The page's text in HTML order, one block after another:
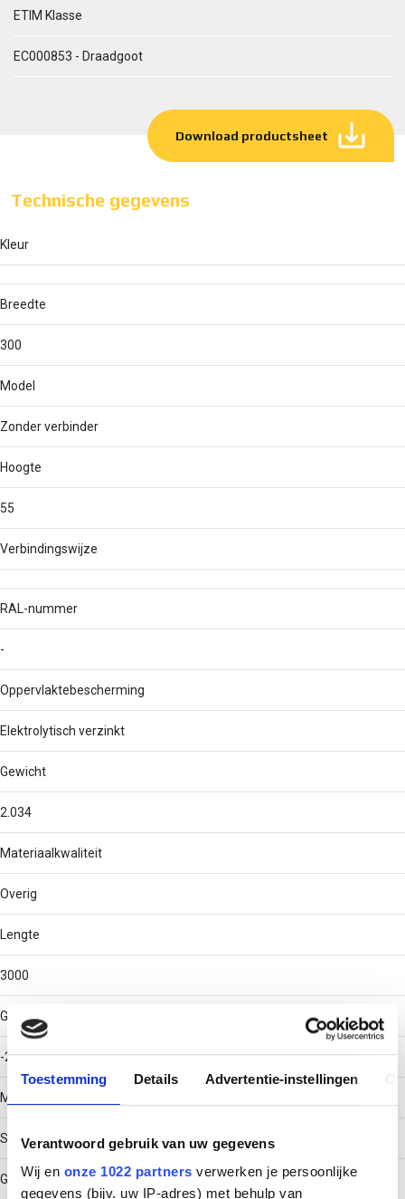
Toestemming Details Advertentie-instellingen
Verantwoord gebruik van uw gegevens
Wij en onze 1022 partners verwerken je persoonlijke
gegevens (bijv. uw IP-adres) met behulp van
ETIM Klasse
EC000853 - Draadgoot
Download productsheet
Technische gegevens
Kleur
Breedte
300
Model
Zonder verbinder
Hoogte
55
Verbindingswijze
RAL-nummer
-
Oppervlaktebescherming
Elektrolytisch verzinkt
Gewicht
2.034
Materiaalkwaliteit
Overig
Lengte
3000
Gebruikstemperatuur
-20 - 120
Materiaal
Staal
Geïntegreerd scheidingstussenschot